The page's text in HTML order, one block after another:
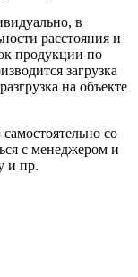
в
расстояния и
продукции по
загрузка
на объекте
со
с менеджером и
и пр.